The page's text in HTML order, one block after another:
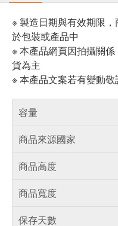
※ 製造日期與有效期限
於包裝或產品中
※ 本產品網頁因拍攝關
貨為主
※ 本產品文案若有變動
容量
商品來源國家
商品高度
商品寬度
保存天數